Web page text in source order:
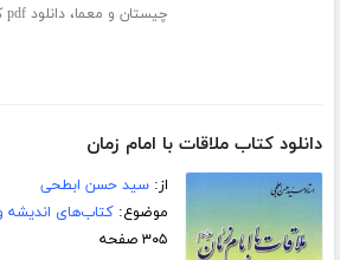
چیستان و معما،دانلود pdf کتاب چیستان و معما
دانلود کتاب ملاقات با امام زمان
از:سید حسن ابطحی
موضوع:کتاب‌های
۳۰۵ صفحه